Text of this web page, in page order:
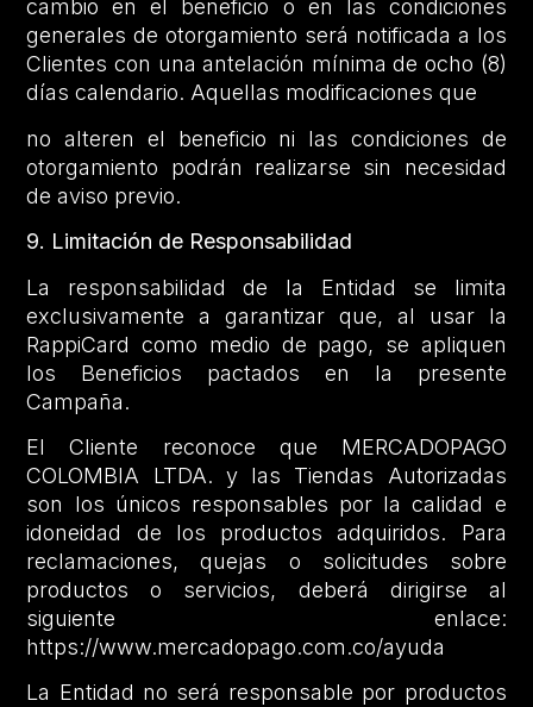
cambio en el beneficio o en las condiciones
generales de otorgamiento será notificada a los
Clientes con una antelación mínima de ocho (8)
días calendario. Aquellas modificaciones que
no alteren el beneficio ni las condiciones de
otorgamiento podrán realizarse sin necesidad
de aviso previo.
9. Limitación de Responsabilidad
La responsabilidad de la Entidad se limita
exclusivamente a garantizar que, al usar la
RappiCard como medio de pago, se apliquen
los Beneficios pactados en la presente
Campaña.
El Cliente reconoce que MERCADOPAGO
COLOMBIA LTDA. y las Tiendas Autorizadas
son los únicos responsables por la calidad e
idoneidad de los productos adquiridos. Para
reclamaciones, quejas o solicitudes sobre
productos o servicios, deberá dirigirse al
siguiente enlace:
https://www.mercadopago.com.co/ayuda
La Entidad no será responsable por productos